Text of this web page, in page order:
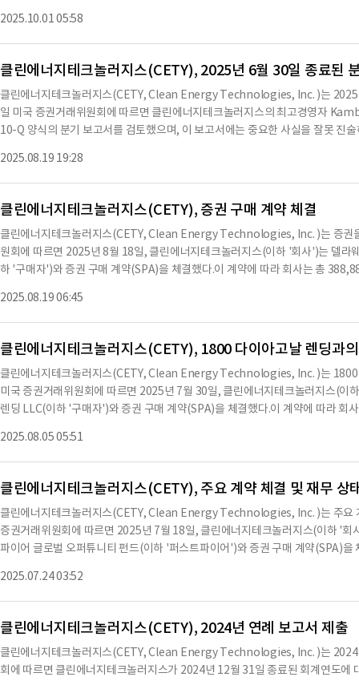
분할 조정된 기준으로 거래될 것이다.회사의 보통주는 나스닥에서 'CETY'라는
2H305로 거래될 예정이다.각 주주는 역주식 분할 이전에 보유한 보통주 수에
발행된다.분할로 인해 발생하는 소수 주식은 발행되지 않으며, 현금 보상도 지
의 조치를 취할 필요가 없으며, 종이 증서를 보유한 주주는 회사의 이전 대리인
주에 대한 권리와 특권에 실질적인 영향을 미치지 않으며, 주주들의 소유 비율과
발행된 모든 옵션, 워런트 및 전환 증권은 적절히 조정될 예정이다.또한, 역주식
서 승인된 사항이다.역주식 분할 이전에 회사는 20억 주의 보통주를 발행할 수
해 클린에너지테크놀러지스의 재무상태는 안정적으로
2025.10.01 05:58
클린에너지테크놀러지스(CETY), 2025년 6월 30일 종료된
클린에너지테크놀러지스(CETY, Clean Energy Technologies, Inc. )는 2025
일 미국 증권거래위원회에 따르면 클린에너지테크놀러지스의 최고경영자
10-Q 양식의 분기 보고서를 검토했으며, 이 보고서에는 중요한 사실을 잘못 진
의 공시 통제 및 절차와 재무 보고에 대한 내부 통제를 수립하고 유지할 책임이
보고서에 반영했다.Calvin Pang, 최고재무책임자도 동일한 내용을 인증하며,
준수하고 있으며, 보고서에 포함된 정보가 회사의 재무 상태와 운영 결과를 모
이 보고서는 2025년 8월 19일에 제출됐다.※ 본 컨텐츠는 AI API를 이용하여 요
다를 수 있습니다. 해당 컨텐츠는 투자 참고용이며 투자를 할때는 컨텐츠 원문을
2025.08.19 19:28
클린에너지테크놀러지스(CETY), 증권 구매 계약 체결
클린에너지테크놀러지스(CETY, Clean Energy Technologies, Inc. )는 증권
원회에 따르면 2025년 8월 18일, 클린에너지테크놀러지스(이하 '회사')는 델라
하 '구매자')와 증권 구매 계약(SPA)을 체결했다.이 계약에 따라 회사는 총
에 완료되었으며, 이 날 구매자의 법률 비용 8,500달러가 총 구매 가격에서 차
채와 주식은 구매자에게 발행되었다.SPA에는 회사의 일반적인 진술, 보증 및
사업 개발에 사용되어야 하며, 회사의 임원, 이사 또는 직원 및 그들의 계열사에
사가 주식이 0.50달러 미만으로 거래된 첫 번째 날짜로부터 60일 이내에 주주
통주를 발행하기 위한 주주 승인을 얻도록 요구하고 있다.사채는 발행일로부터
발생시키고 있으며, 담보가 없다.사채는 보유자의 선택에 따라 회사의 보통주
(ii) 전환일 이전 5일 동안의 최저 거래량 가중 평균 가격의 90% 중 낮은 가격으
2025.08.19 06:45
클린에너지테크놀러지스(CETY), 1800 다이아고날 렌딩과
클린에너지테크놀러지스(CETY, Clean Energy Technologies, Inc. )는 1800
미국 증권거래위원회에 따르면 2025년 7월 30일, 클린에너지테크놀러지스(이
렌딩 LLC(이하 '구매자')와 증권 구매 계약(SPA)을 체결했다.이 계약에 따라 회
차감되었고, 4,500달러는 실사 수수료로 구매자에게 retained 되었다.회사는
월 30일에 만기되며, 발행일에 10%의 일회성 이자가 부과된다.이자는 2025년
러씩 10회에 걸쳐 지급된다.노트는 기본적으로 전환 가능하며, 전환 가격은 전
러나 구매자는 회사의 발행된 보통주가 4.99%를 초과하는 경우 전환할 수 없다
서 차감할 수 있다.SPA와 노트의 내용은 이 보고서의 부록 10.1 및 10.2에 포함
생한 자금을 사용할 예정이다.노트의 발행은 1933년 증권법의 등록 요건에서
30일에 발행되었으며, 원금 151,800달러와 원래 발행 할인 19,800달러가 포
2025.08.05 05:51
클린에너지테크놀러지스(CETY), 주요 계약 체결 및 재무 상
클린에너지테크놀러지스(CETY, Clean Energy Technologies, Inc. )는 주요
증권거래위원회에 따르면 2025년 7월 18일, 클린에너지테크놀러지스(이하 '회
파이어 글로벌 오퍼튜니티 펀드(이하 '퍼스트파이어')와 증권 구매 계약(SPA)
되었으며, 거래는 2025년 7월 21일에 완료됐다.거래 완료일에 따라 퍼스트파
되었고, 회사는 순 자금 169,500달러를 수령했다.채권과 주식은 퍼스트파이어
및 계약 조건이 포함되어 있으며, 거래 수익은 사업 개발 및 운영 자본에 사용해
사용해서는 안 된다.또한, 회사는 2025년 7월 23일 이전에 주주 승인을 받아야
권은 발행일로부터 12개월 후에 만기가 되며, 연 10%의 이자를 보장한다.첫 12
25년 9월 18일부터 매달 22,137.50달러를 상환해야 하며, 채권은 보유자의 선
2025.07.24 03:52
클린에너지테크놀러지스(CETY), 2024년 연례 보고서 제출
클린에너지테크놀러지스(CETY, Clean Energy Technologies, Inc. )는 2024
회에 따르면 클린에너지테크놀러지스가 2024년 12월 31일 종료된 회계연도